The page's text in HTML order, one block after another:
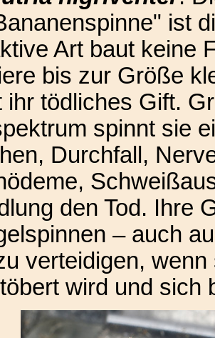
ist
Art baut keine
bis zur Größe
ihr tödliches Gift.
spinnt sie
Durchfall,
den Tod. Ihre
– auch
verteidigen,
wird und sich